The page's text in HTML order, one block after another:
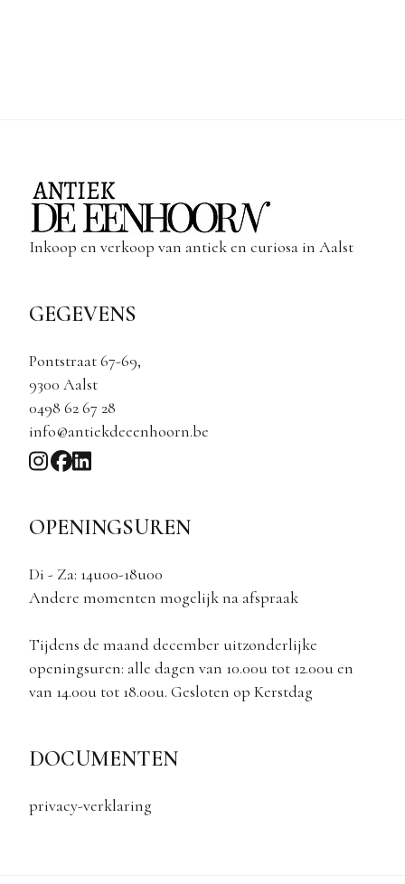
Inkoop en verkoop van antiek en curiosa in Aalst
GEGEVENS
Pontstraat 67-69,
9300 Aalst
0498 62 67 28
info@antiekdeeenhoorn.be
OPENINGSUREN
Di - Za: 14u00-18u00
Andere momenten mogelijk na afspraak
Tijdens de maand december uitzonderlijke
openingsuren: alle dagen van 10.00u tot 12.00u en
van 14.00u tot 18.00u. Gesloten op Kerstdag
DOCUMENTEN
privacy-verklaring